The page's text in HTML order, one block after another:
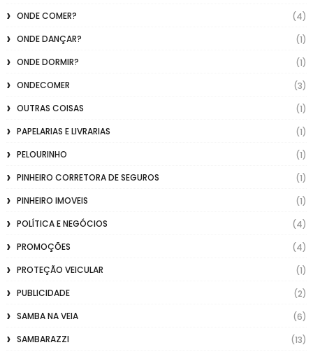
ONDE COMER?
(4)
ONDE DANÇAR?
(1)
ONDE DORMIR?
(1)
ONDECOMER
(3)
OUTRAS COISAS
(1)
PAPELARIAS E LIVRARIAS
(1)
PELOURINHO
(1)
PINHEIRO CORRETORA DE SEGUROS
(1)
PINHEIRO IMOVEIS
(1)
POLÍTICA E NEGÓCIOS
(4)
PROMOÇÕES
(4)
PROTEÇÃO VEICULAR
(1)
PUBLICIDADE
(2)
SAMBA NA VEIA
(6)
SAMBARAZZI
(13)